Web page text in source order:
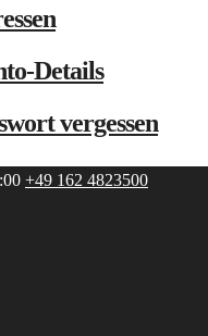
Details
vergessen
+49 162 4823500